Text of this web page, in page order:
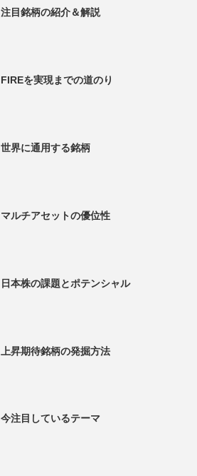
注目銘柄の紹介＆解説
FIREを実現までの道のり
世界に通用する銘柄
マルチアセットの優位性
日本株の課題とポテンシャル
上昇期待銘柄の発掘方法
今注目しているテーマ